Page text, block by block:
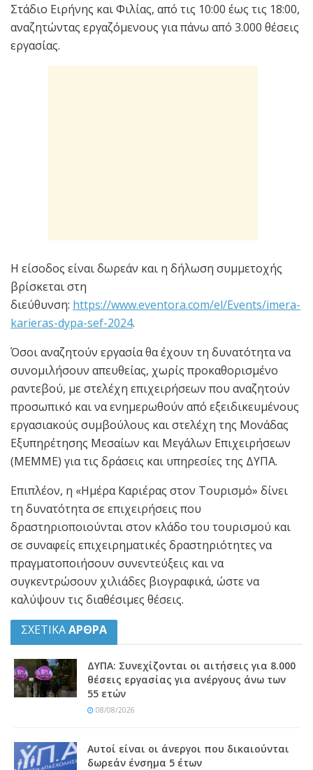
Στάδιο Ειρήνης και Φιλίας, από τις 10:00 έως τις 18:00,
αναζητώντας εργαζόμενους για πάνω από 3.000 θέσεις
εργασίας.
Η είσοδος είναι δωρεάν και η δήλωση συμμετοχής
βρίσκεται στη
διεύθυνση: https://www.eventora.com/el/Events/imera-
karieras-dypa-sef-2024.
Όσοι αναζητούν εργασία θα έχουν τη δυνατότητα να
συνομιλήσουν απευθείας, χωρίς προκαθορισμένο
ραντεβού, με στελέχη επιχειρήσεων που αναζητούν
προσωπικό και να ενημερωθούν από εξειδικευμένους
εργασιακούς συμβούλους και στελέχη της Μονάδας
Εξυπηρέτησης Μεσαίων και Μεγάλων Επιχειρήσεων
(ΜΕΜΜΕ) για τις δράσεις και υπηρεσίες της ΔΥΠΑ.
Επιπλέον, η «Ημέρα Καριέρας στον Τουρισμό» δίνει
τη δυνατότητα σε επιχειρήσεις που
δραστηριοποιούνται στον κλάδο του τουρισμού και
σε συναφείς επιχειρηματικές δραστηριότητες να
πραγματοποιήσουν συνεντεύξεις και να
συγκεντρώσουν χιλιάδες βιογραφικά, ώστε να
καλύψουν τις διαθέσιμες θέσεις.
ΣΧΕΤΙΚΑΑΡΘΡΑ
ΔΥΠΑ: Συνεχίζονται οι αιτήσεις για 8.000
θέσεις εργασίας για ανέργους άνω των
55 ετών
08/08/2026
Αυτοί είναι οι άνεργοι που δικαιούνται
δωρεάν ένσημα 5 έτων